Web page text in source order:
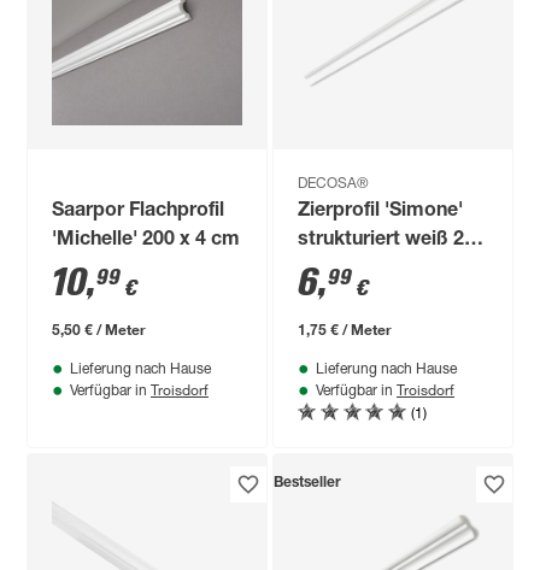
Saarpor Flachprofil
'Michelle' 200 x 4 cm
10,99 €
5,50 € / Meter
Lieferung nach Hause
Verfügbar in Troisdorf
DECOSA®
Zierprofil 'Simone'
strukturiert weiß 200
x 3 x 3 cm 2 Stück
6,99 €
1,75 € / Meter
Lieferung nach Hause
Verfügbar in Troisdorf
(1)
Bestseller